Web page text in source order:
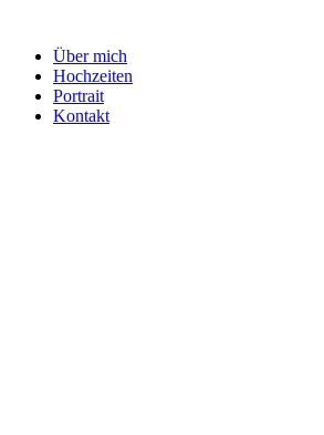
wechselnÜber mich
Hochzeiten
Portrait
Kontakt